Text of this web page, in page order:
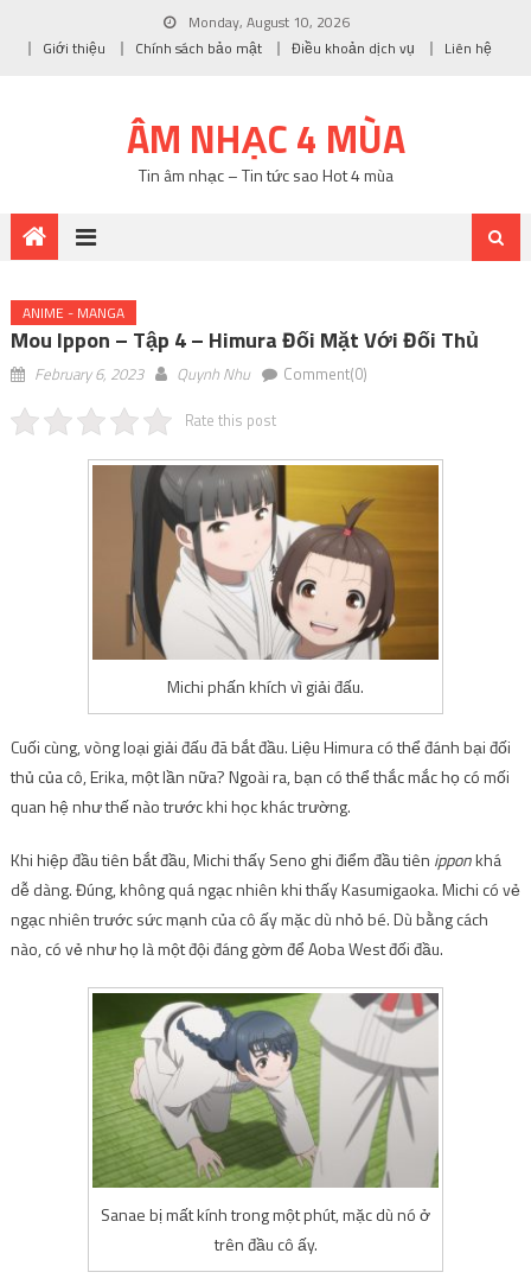
Monday, August 10, 2026
Giới thiệu
Chính sách bảo mật Điều khoản dịch vụ Liên hệ
ÂM NHẠC 4 MÙA
Tin âm nhạc – Tin tức sao Hot 4 mùa
ANIME - MANGA
Mou Ippon – Tập 4 – Himura Đối Mặt Với Đối Thủ
February 6, 2023 Quynh Nhu Comment(0)
Rate this post
Michi phấn khích vì giải đấu.
Cuối cùng, vòng loại giải đấu đã bắt đầu. Liệu Himura có thể đánh bại đối
thủ của cô, Erika, một lần nữa? Ngoài ra, bạn có thể thắc mắc họ có mối
quan hệ như thế nào trước khi học khác trường.
Khi hiệp đầu tiên bắt đầu, Michi thấy Seno ghi điểm đầu tiên ipponkhá
dễ dàng. Đúng, không quá ngạc nhiên khi thấy Kasumigaoka. Michi có vẻ
ngạc nhiên trước sức mạnh của cô ấy mặc dù nhỏ bé. Dù bằng cách
nào, có vẻ như họ là một đội đáng gờm để Aoba West đối đầu.
Sanae bị mất kính trong một phút, mặc dù nó ở
trên đầu cô ấy.